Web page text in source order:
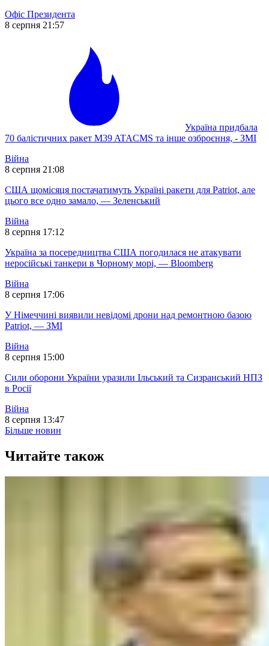
Офіс Президента
8 серпня 21:57
Україна придбала
70 балістичних ракет M39 ATACMS та інше озброєння, - ЗМІ
Війна
8 серпня 21:08
США щомісяця постачатимуть Україні ракети для Patriot, але
цього все одно замало, — Зеленський
Війна
8 серпня 17:12
Україна за посередництва США погодилася не атакувати
неросійські танкери в Чорному морі, — Bloomberg
Війна
8 серпня 17:06
У Німеччині виявили невідомі дрони над ремонтною базою
Patriot, — ЗМІ
Війна
8 серпня 15:00
Сили оборони України уразили Ільський та Сизранський НПЗ
в Росії
Війна
8 серпня 13:47
Більше новин
Читайте також